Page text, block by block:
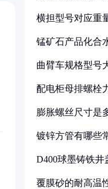
横担型号对应重
锰矿石产品化合
曲臂车规格型号
配电柜母排螺栓
膨胀螺丝尺寸是
镀锌方管有哪些
D400球墨铸铁井
覆膜砂的耐高温